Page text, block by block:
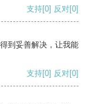
支持[0] 反对[0]
到妥善解决，让我能
支持[0] 反对[0]